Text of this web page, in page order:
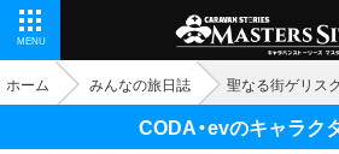
MENU
ホーム みんなの旅日誌 聖なる街ゲリス
CODA・evのキャラク